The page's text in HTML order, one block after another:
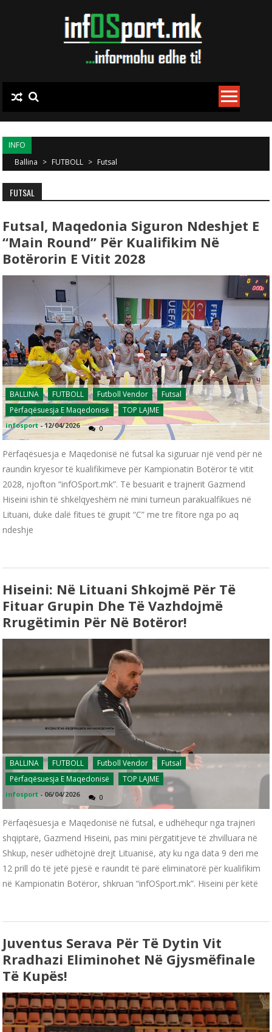
INFO
Ballina > FUTBOLL > Futsal
FUTSAL
Futsal, Maqedonia Siguron Ndeshjet E
“Main Round” Për Kualifikim Në
Botërorin E Vitit 2028
BALLINA FUTBOLL Futboll Vendor
Futsal
Përfaqësuesja E Maqedonisë
TOP LAJME
infosport -12/04/2026 0
Përfaqësuesja e Maqedonisë në futsal ka siguruar një vend për në
raundin kryesor të kualifikimeve për Kampionatin Botëror të vitit
2028, njofton “infOSport.mk”. Të besuarit e trajnerit Gazmend
Hiseini ishin të shkëlqyeshëm në mini turneun parakualfikues në
Lituani, duke dalë fitues të grupit “C” me tre fitore nga po aq
ndeshje
Hiseini: Në Lituani Shkojmë Për Të
Fituar Grupin Dhe Të Vazhdojmë
Rrugëtimin Për Në Botëror!
BALLINA FUTBOLL Futboll Vendor
Futsal
Përfaqësuesja E Maqedonisë
TOP LAJME
infosport - 06/04/2026 0
Përfaqësuesja e Maqedonisë në futsal, e udhëhequr nga trajneri
shqiptarë, Gazmend Hiseini, pas mini përgatitjeve të zhvilluara në
Shkup, nesër udhëtojnë drejt Lituanisë, aty ku nga data 9 deri me
12 prill do të jetë pjesë e raundit të parë eliminatorë për kualifikim
në Kampionatin Botëror, shkruan “infOSport.mk”. Hiseini për këtë
Juventus Serava Për Të Dytin Vit
Rradhazi Eliminohet Në Gjysmëfinale
Të Kupës!